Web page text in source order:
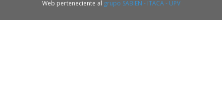
Web perteneciente al grupo SABIEN - ITACA - UPV